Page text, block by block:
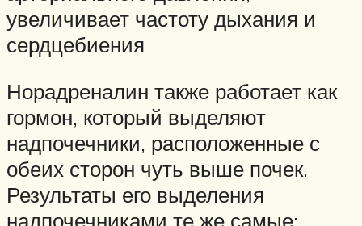
увеличивает частоту дыхания и
сердцебиения
Норадреналин также работает как
гормон, который выделяют
надпочечники, расположенные с
обеих сторон чуть выше почек.
Результаты его выделения
надпочечниками те же самые: